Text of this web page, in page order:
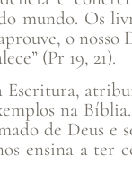
mundo. Os
o nosso
(Pr 19, 21).
na
de Deus e
ensina a